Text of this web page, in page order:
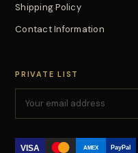
Shipping Policy
Contact Information
PRIVATE LIST
VISA AMEX PayPal